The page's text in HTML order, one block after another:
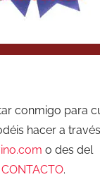
conmigo para
hacer a
o des del
.